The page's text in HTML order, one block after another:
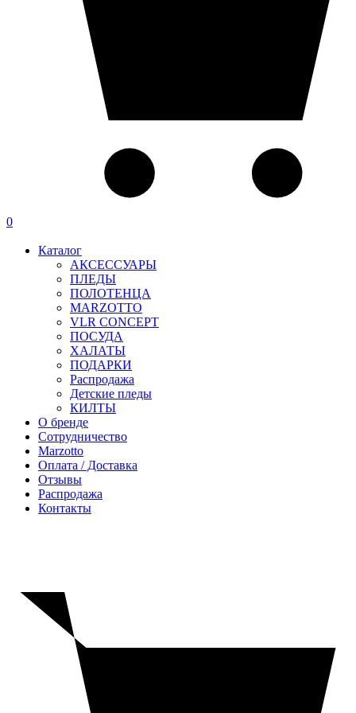
0
Каталог
АКСЕССУАРЫ
ПЛЕДЫ
ПОЛОТЕНЦА
MARZOTTO
VLR CONCEPT
ПОСУДА
ХАЛАТЫ
ПОДАРКИ
Распродажа
Детские пледы
КИЛТЫ
О бренде
Сотрудничество
Marzotto
Оплата / Доставка
Отзывы
Распродажа
Контакты